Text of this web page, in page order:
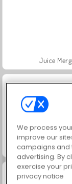
Juice
Scala 40
We process
improve our
campaigns
advertising. By
exercise your
privacy notice